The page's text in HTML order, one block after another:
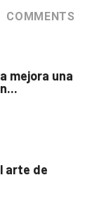
COMMENTS
mejora una
arte de